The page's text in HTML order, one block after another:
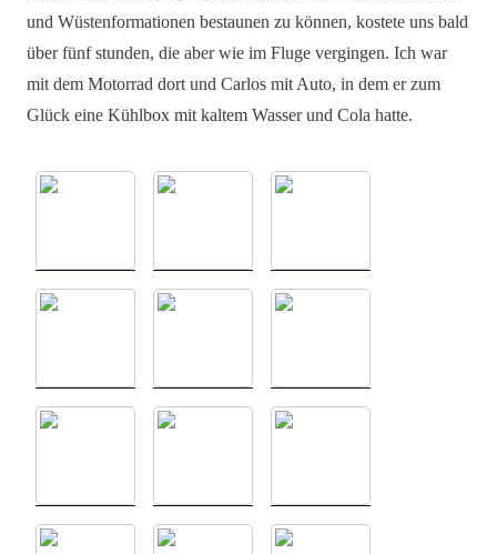
und Wüstenformationen bestaunen zu können, kostete uns bald
über fünf stunden, die aber wie im Fluge vergingen. Ich war
mit dem Motorrad dort und Carlos mit Auto, in dem er zum
Glück eine Kühlbox mit kaltem Wasser und Cola hatte.